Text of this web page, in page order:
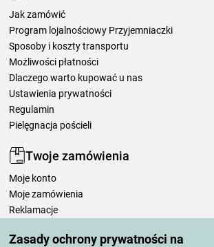
Zasady ochrony prywatności na
Jak zamówić
Program lojalnościowy Przyjemniaczki
Sposoby i koszty transportu
Możliwości płatności
Dlaczego warto kupować u nas
Ustawienia prywatności
Regulamin
Pielęgnacja pościeli
Twoje zamówienia
Moje konto
Moje zamówienia
Reklamacje
Zasady przetwarzania recenzji